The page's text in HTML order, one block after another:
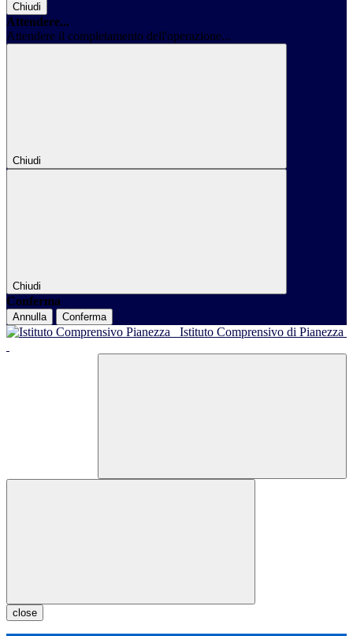
Chiudi
Attendere...
Attendere il completamento dell'operazione...
Chiudi
Chiudi
Conferma
Annulla Conferma
Istituto Comprensivo di Pianezza
close